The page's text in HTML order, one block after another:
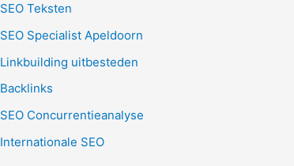
SEO Teksten
SEO Specialist Apeldoorn
Linkbuilding uitbesteden
Backlinks
SEO Concurrentieanalyse
Internationale SEO